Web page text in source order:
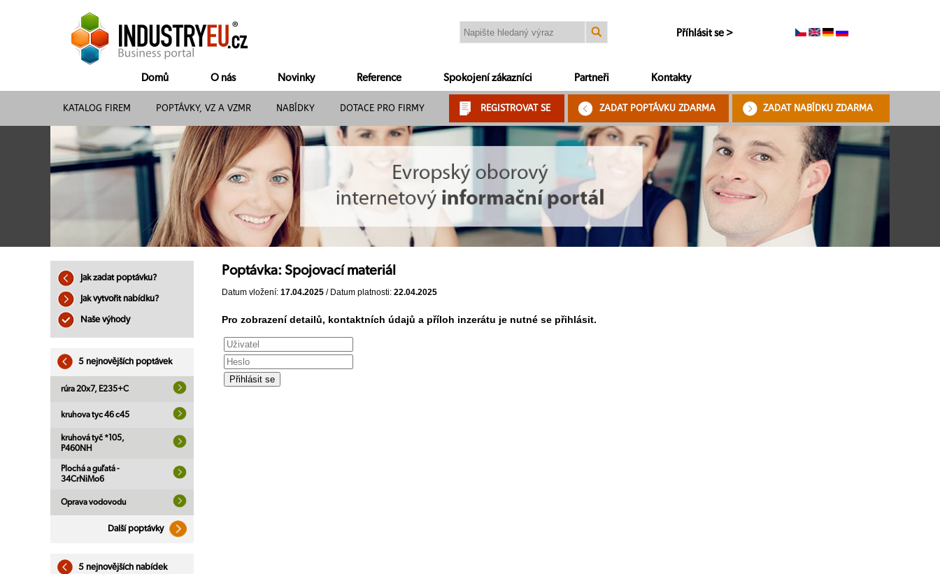
Příhlásit se >
Domů O nás Novinky Reference Spokojení zákazníci Partneři Kontakty
KATALOG FIREM POPTÁVKY, VZ A VZMR NABÍDKY DOTACE PRO FIRMY REGISTROVAT SE ZADAT POPTÁVKU ZDARMA ZADAT NABÍDKU ZDARMA
Jak zadat poptávku?
Jak vytvořit nabídku?
Naše výhody
5 nejnovějších poptávek
rúra 20x7, E235+C
kruhova tyc 46 c45
kruhová tyč *105,
P460NH
Plochá a guľatá -
34CrNiMo6
Oprava vodovodu
Další poptávky
5 nejnovějších nabídek
Poptávka: Spojovací materiál
Datum vložení: 17.04.2025 / Datum platnosti: 22.04.2025
Pro zobrazení detailů, kontaktních údajů a příloh inzerátu je nutné se přihlásit.